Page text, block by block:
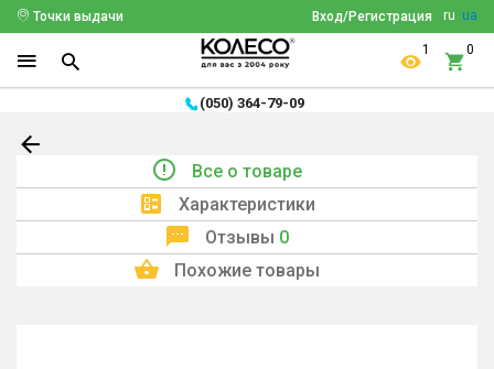
ru ua
Вход/Регистрация
Точки выдачи
1 0
(050) 364-79-09
Все о товаре
Характеристики
Отзывы 0
Похожие товары